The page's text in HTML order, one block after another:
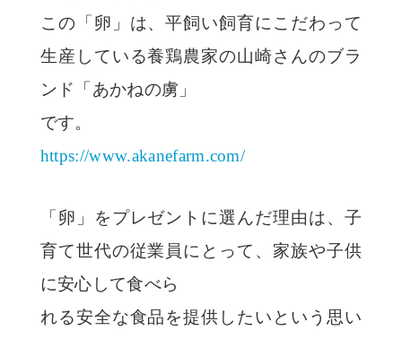
この「卵」は、平飼い飼育にこだわって
生産している養鶏農家の山崎さんのブラ
ンド「あかねの虜」
です。
https://www.akanefarm.com/
「卵」をプレゼントに選んだ理由は、子
育て世代の従業員にとって、家族や子供
に安心して食べら
れる安全な食品を提供したいという思い